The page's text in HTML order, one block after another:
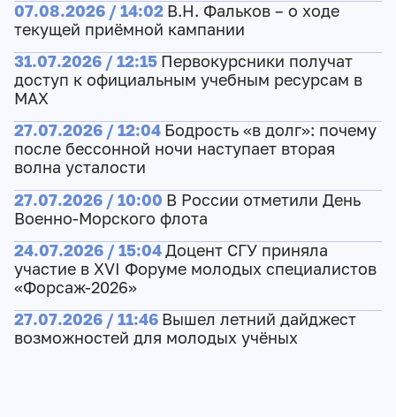
07.08.2026 / 14:02 В.Н. Фальков – о ходе
текущей приёмной кампании
31.07.2026 / 12:15 Первокурсники получат
доступ к официальным учебным ресурсам в
МАХ
27.07.2026 / 12:04 Бодрость «в долг»: почему
после бессонной ночи наступает вторая
волна усталости
27.07.2026 / 10:00 В России отметили День
Военно-Морского флота
24.07.2026 / 15:04Доцент СГУ приняла
участие в XVI Форуме молодых специалистов
«Форсаж-2026»
27.07.2026 / 11:46 Вышел летний дайджест
возможностей для молодых учёных